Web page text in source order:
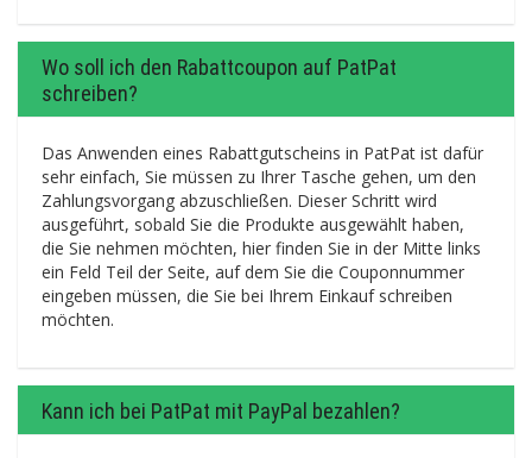
Wo soll ich den Rabattcoupon auf PatPat
schreiben?
Das Anwenden eines Rabattgutscheins in PatPat ist dafür
sehr einfach, Sie müssen zu Ihrer Tasche gehen, um den
Zahlungsvorgang abzuschließen. Dieser Schritt wird
ausgeführt, sobald Sie die Produkte ausgewählt haben,
die Sie nehmen möchten, hier finden Sie in der Mitte links
ein Feld Teil der Seite, auf dem Sie die Couponnummer
eingeben müssen, die Sie bei Ihrem Einkauf schreiben
möchten.
Kann ich bei PatPat mit PayPal bezahlen?